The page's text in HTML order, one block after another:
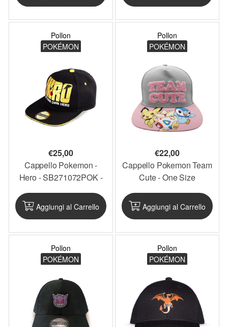
Pollon
POKÉMON
€25,00
Cappello Pokemon -
Hero - SB271072POK -
Aggiungi al Carrello
Pollon
POKÉMON
€22,00
Cappello Pokemon Team
Cute - One Size
Aggiungi al Carrello
Pollon
POKÉMON
Pollon
POKÉMON